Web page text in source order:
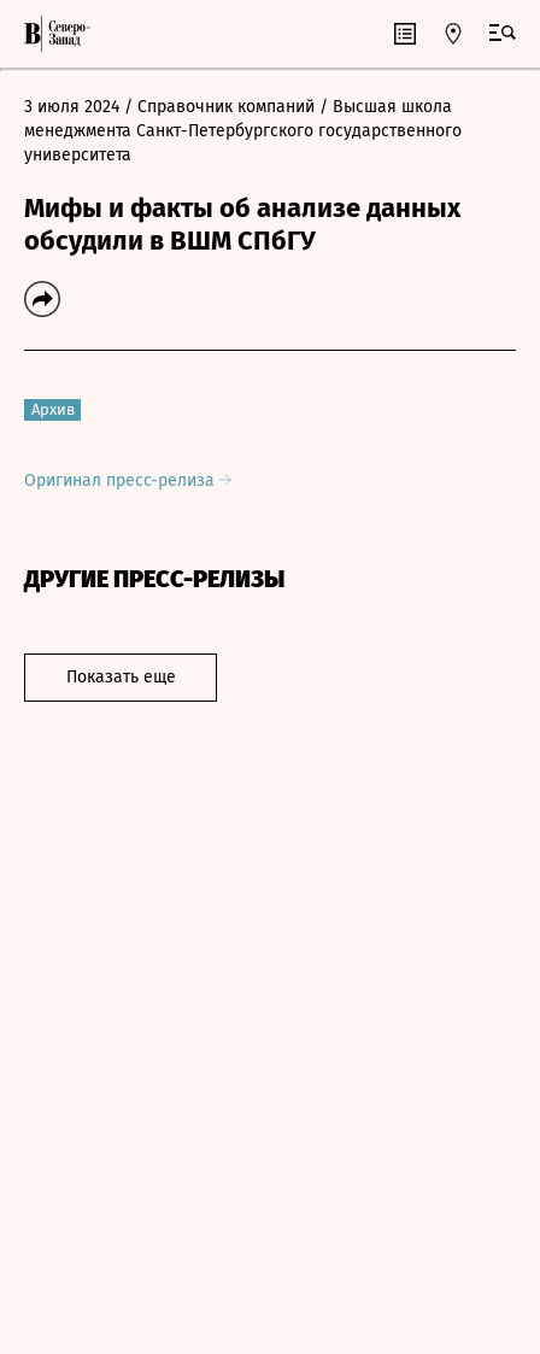
3 июля 2024 / Справочник компаний / Высшая школа
менеджмента Санкт-Петербургского государственного
университета
Мифы и факты об анализе данных
обсудили в ВШМ СПбГУ
Архив
Оригинал пресс-релиза
ДРУГИЕ ПРЕСС-РЕЛИЗЫ
Показать еще